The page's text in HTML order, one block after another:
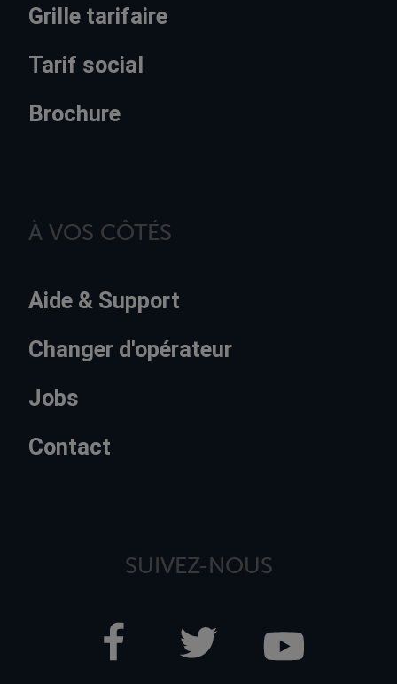
Grille tarifaire
Tarif social
Brochure
À VOS CÔTÉS
Aide & Support
Changer d'opérateur
Jobs
Contact
SUIVEZ-NOUS